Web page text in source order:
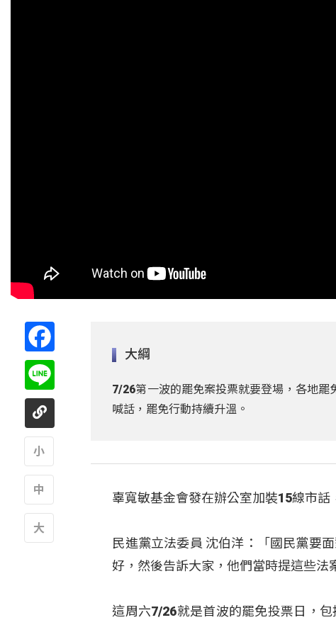
大綱
7/26第一波的罷免案投票就要登場，各地
喊話，罷免行動持續升溫。
辜寬敏基金會發在辦公室加裝15線市話
民進黨立法委員 沈伯洋：「國民黨要
好，然後告訴大家，他們當時提這些法
這周六7/26就是首波的罷免投票日，